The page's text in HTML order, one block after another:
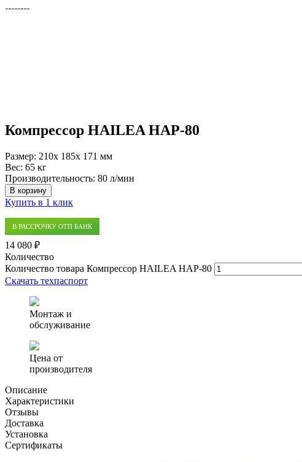
Компрессор HAILEA HAP-80
Размер: 210x 185x 171 мм
Вес: 65 кг
Производительность: 80 л/мин
В корзину
Купить в 1 клик
В РАССРОЧКУ ОТП БАНК
14 080 ₽
Количество
Количество товара Компрессор HAILEA HAP-80
Скачать техпаспорт
Монтаж и
обслуживание
Цена от
производителя
Описание
Характеристики
Отзывы
Доставка
Установка
Сертификаты